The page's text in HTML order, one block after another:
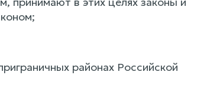
районах Российской